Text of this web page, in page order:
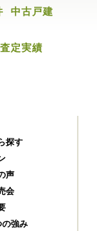
中古戸建
定実績
探す
声
会
の強み